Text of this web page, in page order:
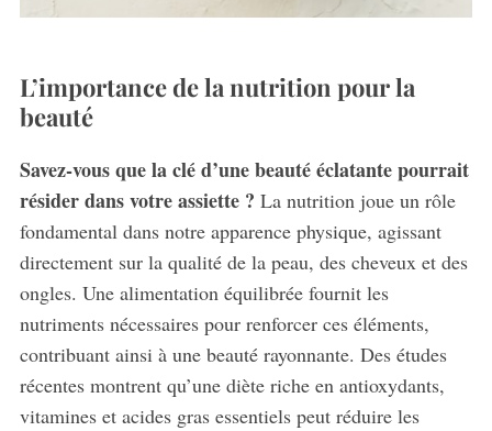
L’importance de la nutrition pour la
beauté
Savez-vous que la clé d’une beauté éclatante pourrait
résider dans votre assiette ? La nutrition joue un rôle
fondamental dans notre apparence physique, agissant
directement sur la qualité de la peau, des cheveux et des
ongles. Une alimentation équilibrée fournit les
nutriments nécessaires pour renforcer ces éléments,
contribuant ainsi à une beauté rayonnante. Des études
récentes montrent qu’une diète riche en antioxydants,
vitamines et acides gras essentiels peut réduire les